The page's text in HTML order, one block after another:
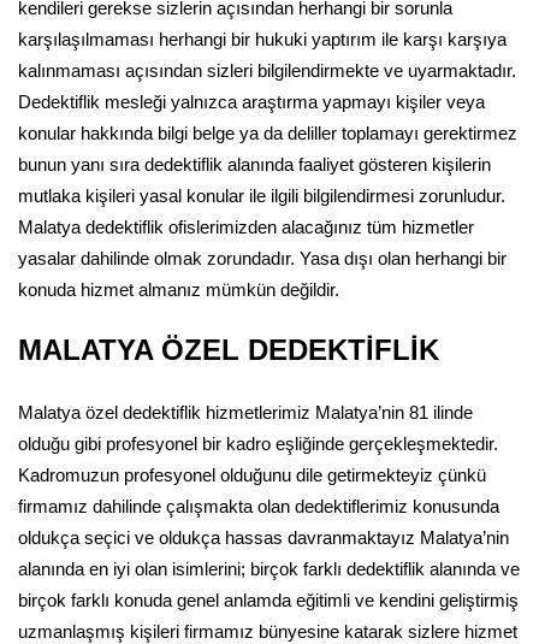
kendileri gerekse sizlerin açısından herhangi bir sorunla
karşılaşılmaması herhangi bir hukuki yaptırım ile karşı karşıya
kalınmaması açısından sizleri bilgilendirmekte ve uyarmaktadır.
Dedektiflik mesleği yalnızca araştırma yapmayı kişiler veya
konular hakkında bilgi belge ya da deliller toplamayı gerektirmez
bunun yanı sıra dedektiflik alanında faaliyet gösteren kişilerin
mutlaka kişileri yasal konular ile ilgili bilgilendirmesi zorunludur.
Malatya dedektiflik ofislerimizden alacağınız tüm hizmetler
yasalar dahilinde olmak zorundadır. Yasa dışı olan herhangi bir
konuda hizmet almanız mümkün değildir.
MALATYA ÖZEL DEDEKTİFLİK
Malatya özel dedektiflik hizmetlerimiz Malatya’nin 81 ilinde
olduğu gibi profesyonel bir kadro eşliğinde gerçekleşmektedir.
Kadromuzun profesyonel olduğunu dile getirmekteyiz çünkü
firmamız dahilinde çalışmakta olan dedektiflerimiz konusunda
oldukça seçici ve oldukça hassas davranmaktayız Malatya’nin
alanında en iyi olan isimlerini; birçok farklı dedektiflik alanında ve
birçok farklı konuda genel anlamda eğitimli ve kendini geliştirmiş
uzmanlaşmış kişileri firmamız bünyesine katarak sizlere hizmet